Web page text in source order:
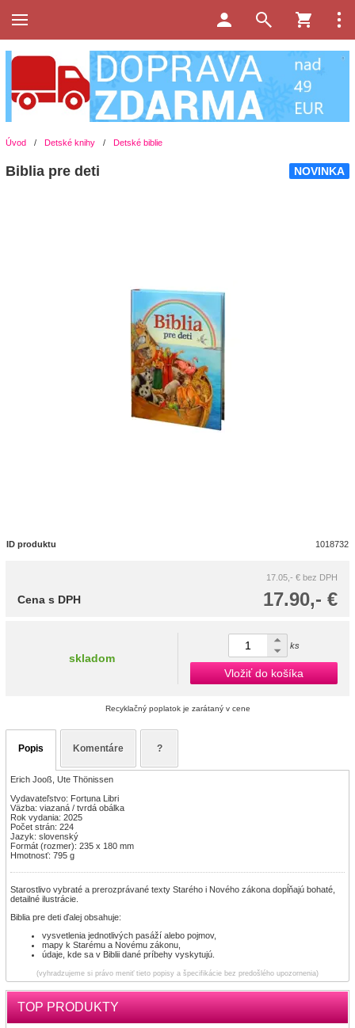
Úvod / Detské knihy / Detské biblie
NOVINKA
Biblia pre deti
ID produktu 1018732
17.05,- € bez DPH
17.90,- €
Cena s DPH
skladom
ks
Vložiť do košíka
Recyklačný poplatok je zarátaný v cene
Popis Komentáre ?
Erich Jooß, Ute Thönissen
Vydavateľstvo: Fortuna Libri
Väzba: viazaná / tvrdá obálka
Rok vydania: 2025
Počet strán: 224
Jazyk: slovenský
Formát (rozmer): 235 x 180 mm
Hmotnosť: 795 g
Starostlivo vybraté a prerozprávané texty Starého i Nového zákona dopĺňajú bohaté,
detailné ilustrácie.
Biblia pre deti ďalej obsahuje:
vysvetlenia jednotlivých pasáží alebo pojmov,
mapy k Starému a Novému zákonu,
údaje, kde sa v Biblii dané príbehy vyskytujú.
(vyhradzujeme si právo meniť tieto popisy a špecifikácie bez predošlého upozornenia)
TOP PRODUKTY